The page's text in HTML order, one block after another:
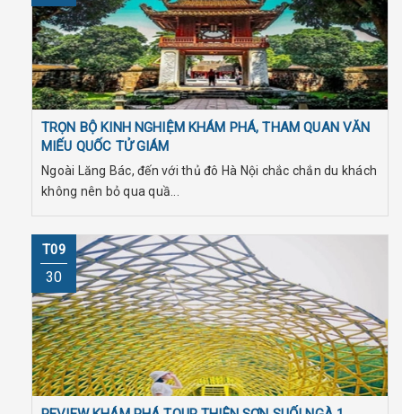
TRỌN BỘ KINH NGHIỆM KHÁM PHÁ, THAM QUAN VĂN
MIẾU QUỐC TỬ GIÁM
Ngoài Lăng Bác, đến với thủ đô Hà Nội chắc chắn du khách
không nên bỏ qua quầ...
T09
30